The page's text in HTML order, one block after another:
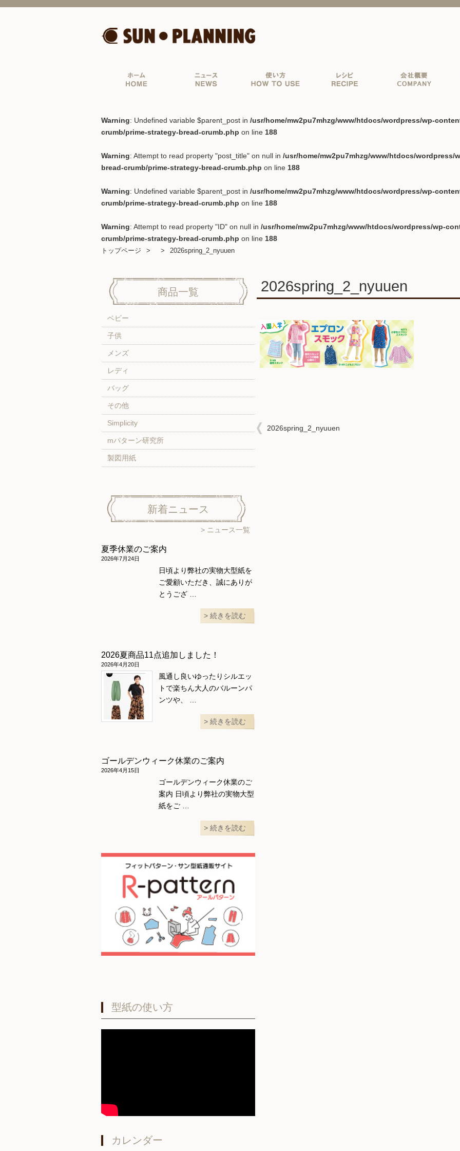
Warning: Undefined variable $parent_post in /usr/home/mw2pu7mhzg/www/htdocs/wordpress/wp-
crumb/prime-strategy-bread-crumb.php on line 188
Warning: Attempt to read property "post_title" on null in /usr/home/mw2pu7mhzg/www/htdocs/
bread-crumb/prime-strategy-bread-crumb.php on line 188
Warning: Undefined variable $parent_post in /usr/home/mw2pu7mhzg/www/htdocs/wordpress/wp-
crumb/prime-strategy-bread-crumb.php on line 188
Warning: Attempt to read property "ID" on null in /usr/home/mw2pu7mhzg/www/htdocs/wordpress/wp-
crumb/prime-strategy-bread-crumb.php on line 188
トップページ
2026spring_2_nyuuen
2026spring_2_nyuuen
2026spring_2_nyuuen
商品一覧
ベビー
子供
メンズ
レディ
バッグ
その他
Simplicity
mパターン研究所
製図用紙
新着ニュース
ニュース一覧
夏季休業のご案内
2026年7月24日
日頃より弊社の実物大型紙を
ご愛顧いただき、誠にありが
とうござ …
続きを読む
2026夏商品11点追加しました！
2026年4月20日
風通し良いゆったりシルエッ
トで楽ちん大人のバルーンパ
ンツや、 …
続きを読む
ゴールデンウィーク休業のご案内
2026年4月15日
ゴールデンウィーク休業のご
案内 日頃より弊社の実物大型
紙をご …
続きを読む
型紙の使い方
カレンダー